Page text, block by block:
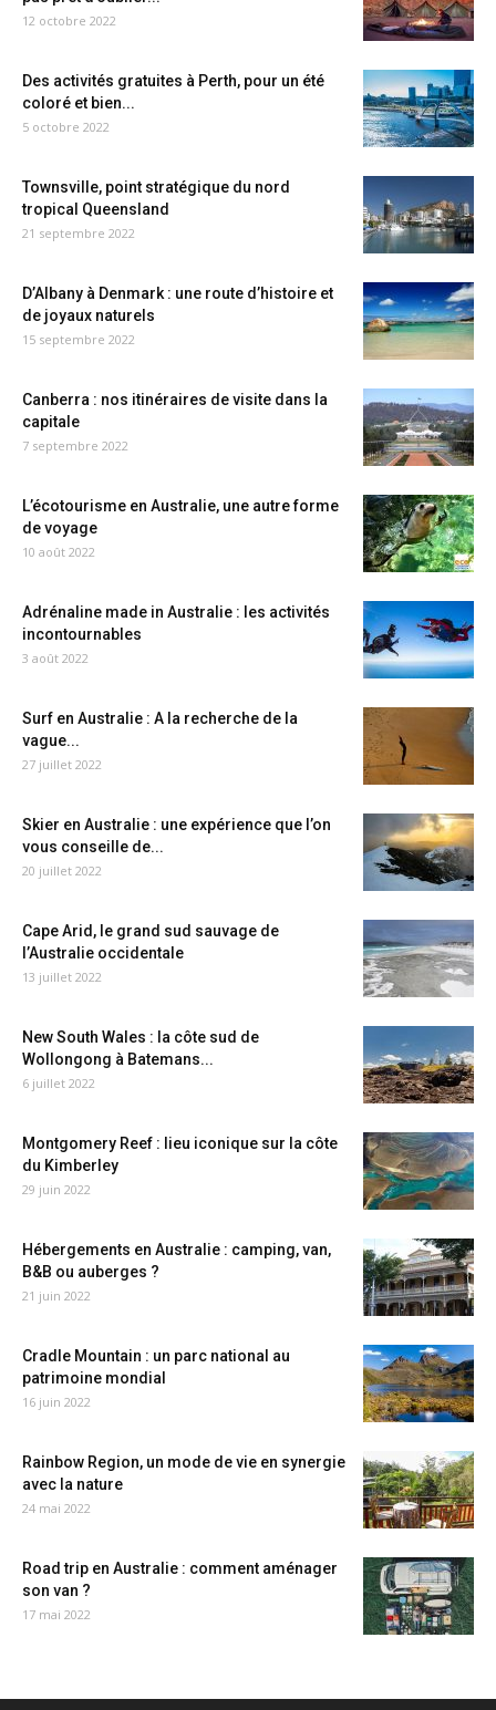
12 octobre 2022
Des activités gratuites à Perth, pour un été
coloré et bien...
5 octobre 2022
Townsville, point stratégique du nord
tropical Queensland
21 septembre 2022
D’Albany à Denmark : une route d’histoire et
de joyaux naturels
15 septembre 2022
Canberra : nos itinéraires de visite dans la
capitale
7 septembre 2022
L’écotourisme en Australie, une autre forme
de voyage
10 août 2022
Adrénaline made in Australie : les activités
incontournables
3 août 2022
Surf en Australie : A la recherche de la
vague...
27 juillet 2022
Skier en Australie : une expérience que l’on
vous conseille de...
20 juillet 2022
Cape Arid, le grand sud sauvage de
l’Australie occidentale
13 juillet 2022
New South Wales : la côte sud de
Wollongong à Batemans...
6 juillet 2022
Montgomery Reef : lieu iconique sur la côte
du Kimberley
29 juin 2022
Hébergements en Australie : camping, van,
B&B ou auberges ?
21 juin 2022
Cradle Mountain : un parc national au
patrimoine mondial
16 juin 2022
Rainbow Region, un mode de vie en synergie
avec la nature
24 mai 2022
Road trip en Australie : comment aménager
son van ?
17 mai 2022